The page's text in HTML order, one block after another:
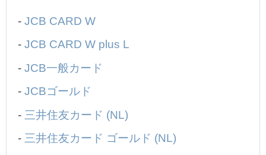
-JCB CARD W
-JCB CARD W plus L
-JCB一般カード
-JCBゴールド
- 三井住友カード (NL)
- 三井住友カード ゴールド (NL)